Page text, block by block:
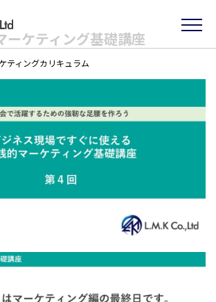
ーケティング基礎講座
ティングカリキュラム